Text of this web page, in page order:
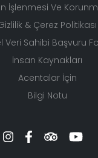
İşlenmesi Ve
& Çerez Politikası
Veri Sahibi Başvuru
İnsan Kaynakları
Acentalar İçin
Bilgi Notu